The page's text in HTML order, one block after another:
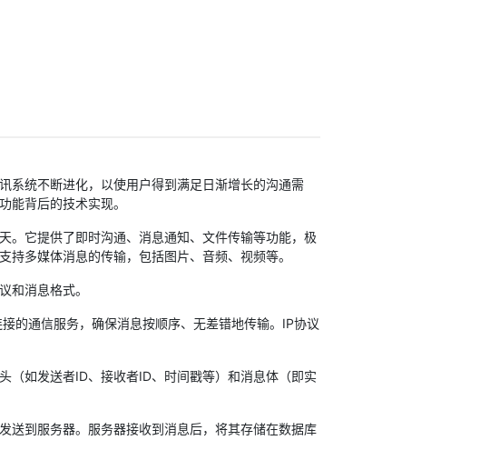
统不断进化，以使用户得到满足日渐增长的沟通需
能背后的技术实现。
它提供了即时沟通、消息通知、文件传输等功能，极
多媒体消息的传输，包括图片、音频、视频等。
消息格式。
通信服务，确保消息按顺序、无差错地传输。IP协议
如发送者ID、接收者ID、时间戳等）和消息体（即实
到服务器。服务器接收到消息后，将其存储在数据库